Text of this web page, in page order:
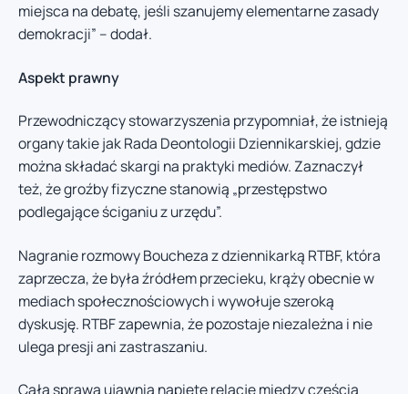
miejsca na debatę, jeśli szanujemy elementarne zasady
demokracji” – dodał.
Aspekt prawny
Przewodniczący stowarzyszenia przypomniał, że istnieją
organy takie jak Rada Deontologii Dziennikarskiej, gdzie
można składać skargi na praktyki mediów. Zaznaczył
też, że groźby fizyczne stanowią „przestępstwo
podlegające ściganiu z urzędu”.
Nagranie rozmowy Boucheza z dziennikarką RTBF, która
zaprzecza, że była źródłem przecieku, krąży obecnie w
mediach społecznościowych i wywołuje szeroką
dyskusję. RTBF zapewnia, że pozostaje niezależna i nie
ulega presji ani zastraszaniu.
Cała sprawa ujawnia napięte relacje między częścią